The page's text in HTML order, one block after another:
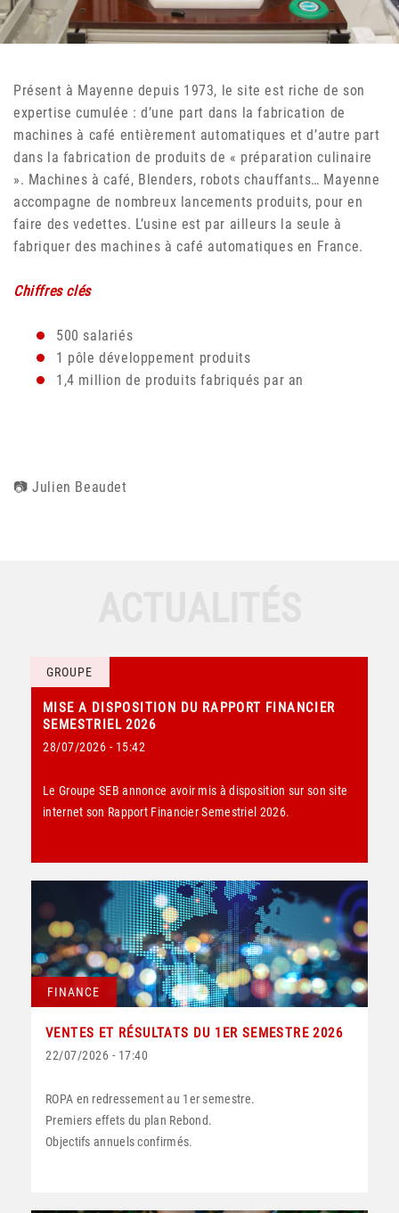
Présent à Mayenne depuis 1973, le site est riche de son
expertise cumulée : d’une part dans la fabrication de
machines à café entièrement automatiques et d’autre part
dans la fabrication de produits de « préparation culinaire
». Machines à café, Blenders, robots chauffants… Mayenne
accompagne de nombreux lancements produits, pour en
faire des vedettes. L’usine est par ailleurs la seule à
fabriquer des machines à café automatiques en France.
Chiffres clés
500 salariés
1 pôle développement produits
1,4 million de produits fabriqués par an
📷 Julien Beaudet
GROUPE
MISE A DISPOSITION DU RAPPORT FINANCIER
SEMESTRIEL 2026
28/07/2026 - 15:42
Le Groupe SEB annonce avoir mis à disposition sur son site
internet son Rapport Financier Semestriel 2026.
FINANCE
VENTES ET RÉSULTATS DU 1ER SEMESTRE 2026
22/07/2026 - 17:40
ROPA en redressement au 1er semestre.
Premiers effets du plan Rebond.
Objectifs annuels confirmés.